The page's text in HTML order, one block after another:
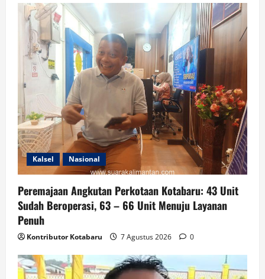
Kalsel Nasional
Peremajaan Angkutan Perkotaan Kotabaru: 43 Unit
Sudah Beroperasi, 63 – 66 Unit Menuju Layanan
Penuh
Kontributor Kotabaru 7 Agustus 2026 0